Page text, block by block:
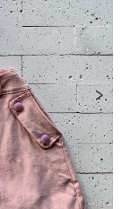
›